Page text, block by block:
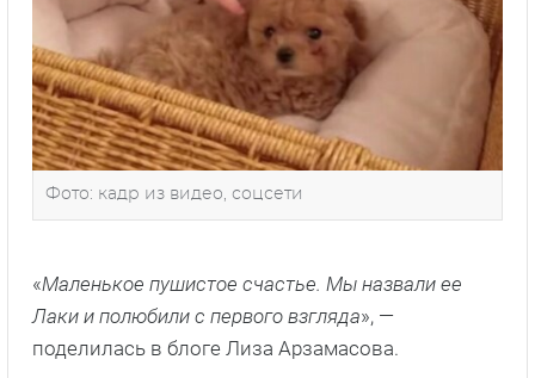
Фото: кадр из видео, соцсети
«Маленькое пушистое счастье. Мы назвали ее
Лаки и полюбили с первого взгляда», —
поделилась в блоге Лиза Арзамасова.